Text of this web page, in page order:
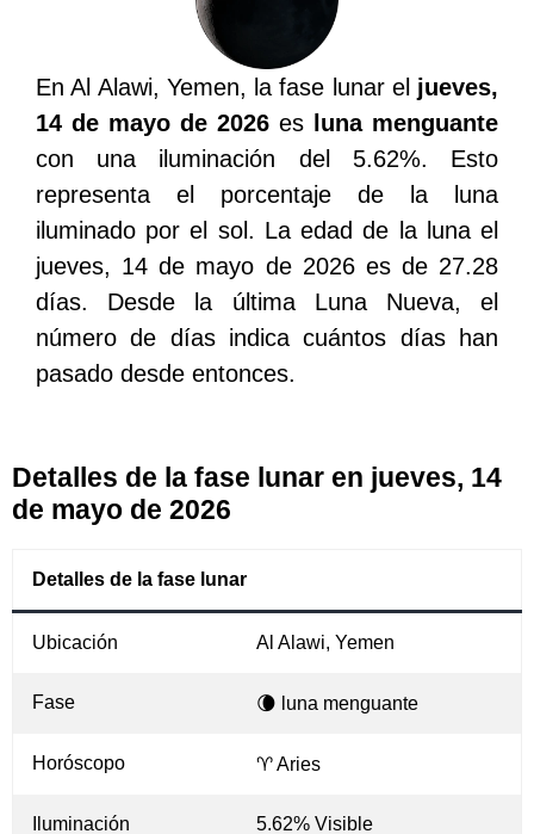
En Al Alawi, Yemen, la fase lunar el jueves,
14 de mayo de 2026 es
luna menguante
con una iluminación del 5.62%. Esto
representa el porcentaje de la luna
iluminado por el sol. La edad de la luna el
jueves, 14 de mayo de 2026 es de 27.28
días. Desde la última Luna Nueva, el
número de días indica cuántos días han
pasado desde entonces.
Detalles de la fase lunar en jueves, 14
de mayo de 2026
Detalles de la fase lunar
Ubicación Al Alawi, Yemen
Fase 🌘 luna menguante
Horóscopo ♈ Aries
Iluminación 5.62% Visible